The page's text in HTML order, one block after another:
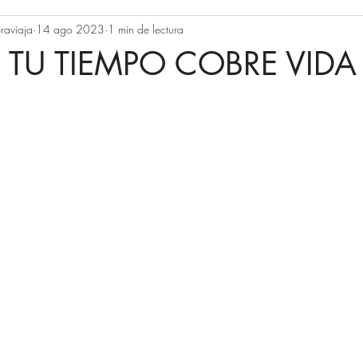
TIEMPO COBRE VIDA
14 ago 2023 1 min de lectura